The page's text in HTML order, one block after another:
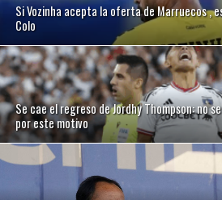
Si Vozinha acepta la oferta de Marruecos ,
Colo
Se cae el regreso de Jordhy Thompson: no
por este motivo